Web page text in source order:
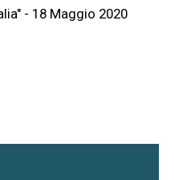
- 18 Maggio 2020